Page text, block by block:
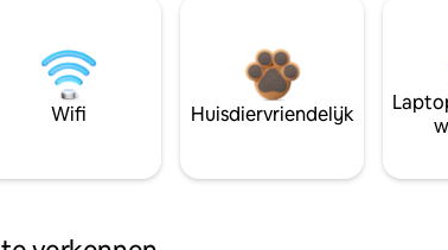
Wifi Huisdiervriendelijk